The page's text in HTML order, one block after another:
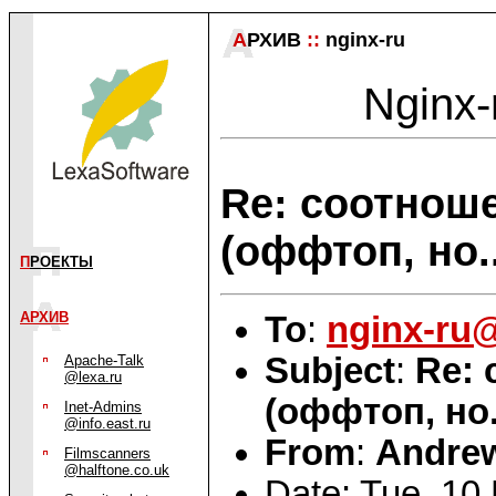
П РОЕКТЫ
АРХИВ
Apache-Talk
@lexa.ru
Inet-Admins
@info.east.ru
Filmscanners
@halftone.co.uk
АРХИВ :: nginx-ru
Re:
(оффтоп,
To: nginx-
Subject: Re:
(оффтоп,
From: